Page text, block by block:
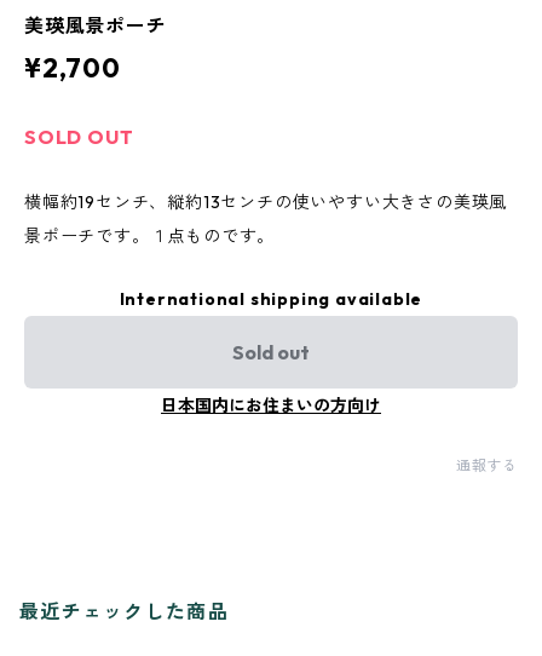
美瑛風景ポーチ
¥2,700
SOLD OUT
横幅約19センチ、縦約13センチの使いやすい大きさの美瑛風
景ポーチです。１点ものです。
International shipping available
Sold out
日本国内にお住まいの方向け
通報する
最近チェックした商品